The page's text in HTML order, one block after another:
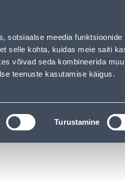
sotsiaalse meedia funktsioonide
selle kohta, kuidas meie saiti
võivad seda kombineerida muu
teenuste kasutamise käigus.
Turustamine
Logi